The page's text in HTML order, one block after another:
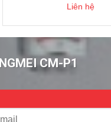
Liên hệ
CM-P1